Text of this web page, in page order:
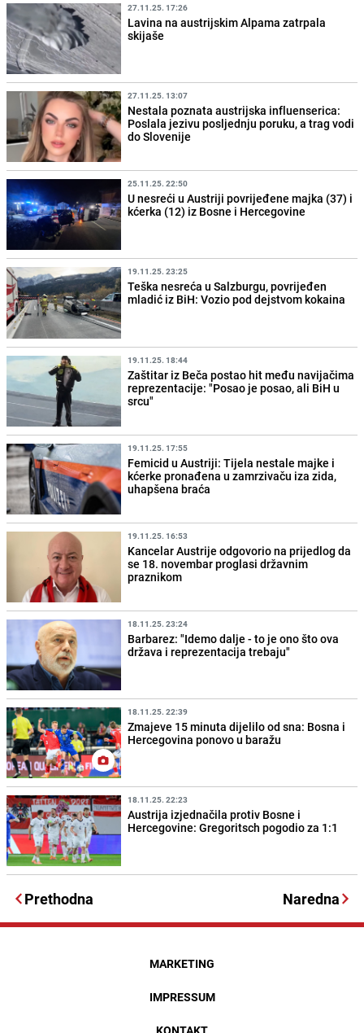
27.11.25. 17:26
Lavina na austrijskim Alpama zatrpala
skijaše
27.11.25. 13:07
Nestala poznata austrijska influenserica:
Poslala jezivu posljednju poruku, a trag vodi
do Slovenije
25.11.25. 22:50
U nesreći u Austriji povrijeđene majka (37) i
kćerka (12) iz Bosne i Hercegovine
19.11.25. 23:25
Teška nesreća u Salzburgu, povrijeđen
mladić iz BiH: Vozio pod dejstvom kokaina
19.11.25. 18:44
Zaštitar iz Beča postao hit među navijačima
reprezentacije: "Posao je posao, ali BiH u
srcu"
19.11.25. 17:55
Femicid u Austriji: Tijela nestale majke i
kćerke pronađena u zamrzivaču iza zida,
uhapšena braća
19.11.25. 16:53
Kancelar Austrije odgovorio na prijedlog da
se 18. novembar proglasi državnim
praznikom
18.11.25. 23:24
Barbarez: "Idemo dalje - to je ono što ova
država i reprezentacija trebaju"
18.11.25. 22:39
Zmajeve 15 minuta dijelilo od sna: Bosna i
Hercegovina ponovo u baražu
18.11.25. 22:23
Austrija izjednačila protiv Bosne i
Hercegovine: Gregoritsch pogodio za 1:1
Prethodna Naredna
MARKETING
IMPRESSUM